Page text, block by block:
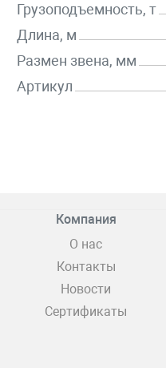
Грузоподъемность, т
Длина, м
Размен звена, мм
Артикул
Компания
О нас
Контакты
Новости
Сертификаты